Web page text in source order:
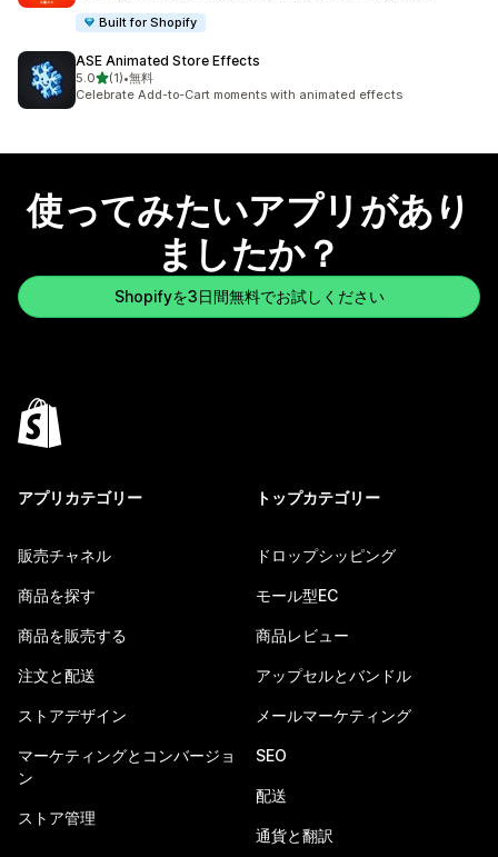
Built for Shopify
ASE Animated Store Effects
5.05つ星中
(1)
合計レビュー数：1件
•無料
Celebrate Add-to-Cart moments with animated effects
使ってみたいアプリがあり
ましたか？
Shopifyを3日間無料でお試しください
アプリカテゴリー
販売チャネル
商品を探す
商品を販売する
注文と配送
ストアデザイン
マーケティングとコンバージョ
ン
ストア管理
トップカテゴリー
ドロップシッピング
モール型EC
商品レビュー
アップセルとバンドル
メールマーケティング
SEO
配送
通貨と翻訳